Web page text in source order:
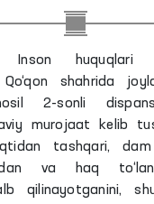
Inson huquqlari
shahrida
2-sonli
murojaat kelib
tashqari,
va haq
qilinayotganini,